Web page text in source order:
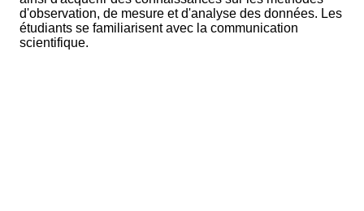
d'observation, de mesure et d'analyse des données. Les
étudiants se familiarisent avec la communication
scientifique.